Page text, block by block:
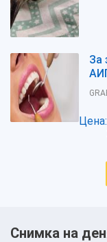
За
Цена:
Снимка на